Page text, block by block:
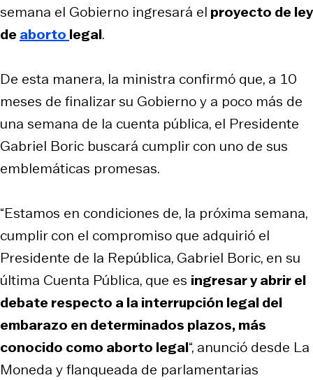
semana el Gobierno ingresará el proyecto de ley
deaborto legal.
De esta manera, la ministra confirmó que, a 10
meses de finalizar su Gobierno y a poco más de
una semana de la cuenta pública, el Presidente
Gabriel Boric buscará cumplir con uno de sus
emblemáticas promesas.
“Estamos en condiciones de, la próxima semana,
cumplir con el compromiso que adquirió el
Presidente de la República, Gabriel Boric, en su
última Cuenta Pública, que es ingresar y abrir el
debate respecto a la interrupción legal del
embarazo en determinados plazos, más
conocido como aborto legal“, anunció desde La
Moneda y flanqueada de parlamentarias